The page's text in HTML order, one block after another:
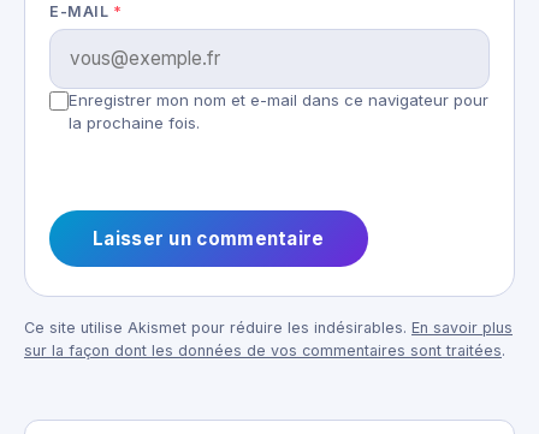
E-MAIL *
Enregistrer mon nom et e-mail dans ce navigateur pour
la prochaine fois.
Ce site utilise Akismet pour réduire les indésirables. En savoir plus
sur la façon dont les données de vos commentaires sont traitées.